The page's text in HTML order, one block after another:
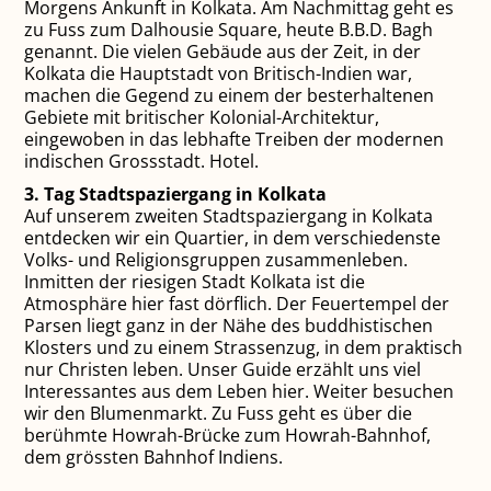
Morgens Ankunft in Kolkata. Am Nachmittag geht es
zu Fuss zum Dalhousie Square, heute B.B.D. Bagh
genannt. Die vielen Gebäude aus der Zeit, in der
Kolkata die Hauptstadt von Britisch-Indien war,
machen die Gegend zu einem der besterhaltenen
Gebiete mit britischer Kolonial-Architektur,
eingewoben in das lebhafte Treiben der modernen
indischen Grossstadt. Hotel.
3. Tag Stadtspaziergang in Kolkata
Auf unserem zweiten Stadtspaziergang in Kolkata
entdecken wir ein Quartier, in dem verschiedenste
Volks- und Religionsgruppen zusammenleben.
Inmitten der riesigen Stadt Kolkata ist die
Atmosphäre hier fast dörflich. Der Feuertempel der
Parsen liegt ganz in der Nähe des buddhistischen
Klosters und zu einem Strassenzug, in dem praktisch
nur Christen leben. Unser Guide erzählt uns viel
Interessantes aus dem Leben hier. Weiter besuchen
wir den Blumenmarkt. Zu Fuss geht es über die
berühmte Howrah-Brücke zum Howrah-Bahnhof,
dem grössten Bahnhof Indiens.